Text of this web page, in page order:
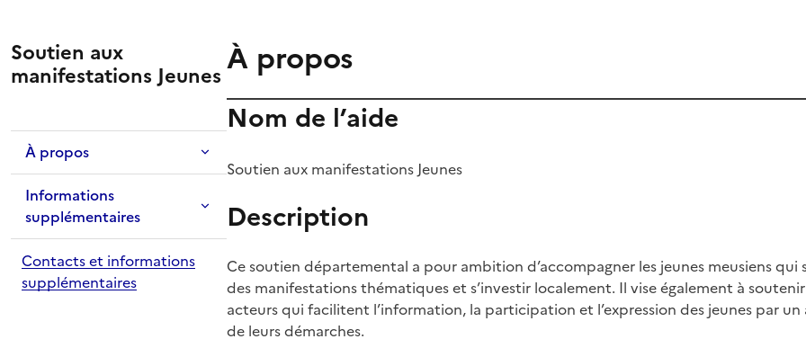
Soutien aux
manifestations Jeunes
À propos
Informations
supplémentaires
Contacts et informations
supplémentaires
À propos
Nom de l’aide
Soutien aux manifestations Jeunes
Description
Ce soutien départemental a pour ambition d’accompagner les jeunes meusiens qui
des manifestations thématiques et s’investir localement. Il vise également à
acteurs qui facilitent l’information, la participation et l’expression des jeunes par
de leurs démarches.